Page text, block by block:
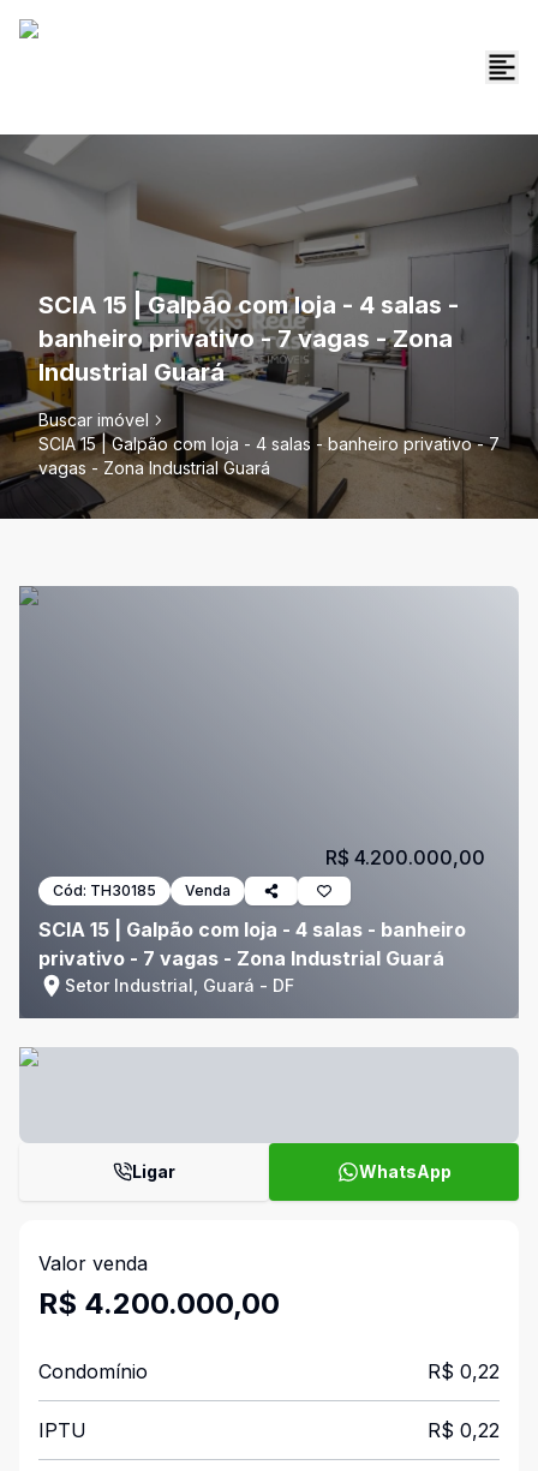
SCIA 15 | Galpão com loja - 4 salas -
banheiro privativo - 7 vagas - Zona
Industrial Guará
Buscar imóvel
SCIA 15 | Galpão com loja - 4 salas - banheiro privativo - 7
vagas - Zona Industrial Guará
Cód: TH30185 Venda
SCIA 15 | Galpão com loja - 4 salas - banheiro
privativo - 7 vagas - Zona Industrial Guará
Setor Industrial, Guará - DF
R$ 4.200.000,00
Ligar WhatsApp
Valor venda
R$ 4.200.000,00
Condomínio R$ 0,22
IPTU R$ 0,22